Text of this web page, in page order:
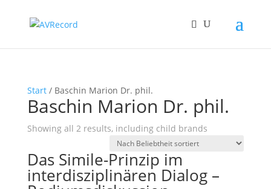
Start/ Baschin Marion Dr. phil.
Baschin Marion Dr. phil.
Showing all 2 results, including child brands
Das Simile-Prinzip im
interdisziplinären Dialog –